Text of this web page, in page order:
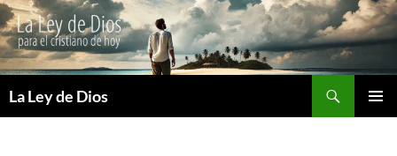
La Ley de Dios